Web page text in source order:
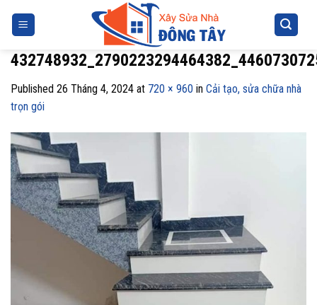
Published 26 Tháng 4, 2024 at 720 × 960 in Cải tạo, sửa chữa nhà
trọn gói